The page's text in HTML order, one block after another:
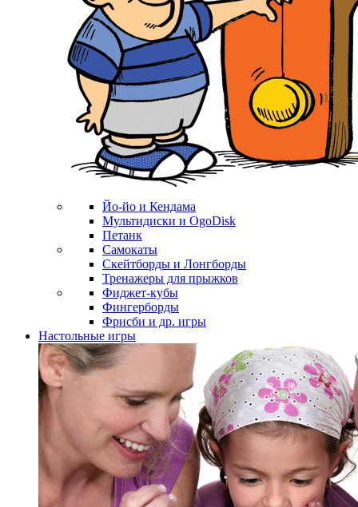
Йо-йо и Кендама
Мультидиски и OgoDisk
Петанк
Самокаты
Скейтборды и Лонгборды
Тренажеры для прыжков
Фиджет-кубы
Фингерборды
Фрисби и др. игры
Настольные игры